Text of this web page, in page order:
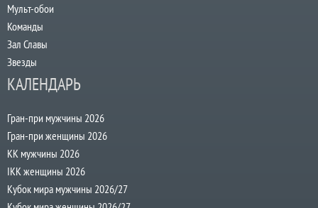
Мульт-обои
Команды
Зал Славы
Звезды
КАЛЕНДАРЬ
Гран-при мужчины 2026
Гран-при женщины 2026
КК мужчины 2026
IKK женщины 2026
Кубок мира мужчины 2026/27